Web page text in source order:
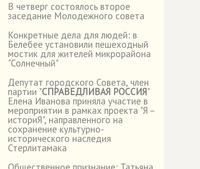
В четверг состоялось второе
заседание Молодежного совета
Конкретные дела для людей: в
Белебее установили пешеходный
мостик для жителей микрорайона
"Солнечный"
Депутат городского Совета, член
партии "СПРАВЕДЛИВАЯ РОССИЯ"
Елена Иванова приняла участие в
мероприятии в рамках проекта "Я –
историЯ", направленного на
сохранение культурно-
исторического наследия
Стерлитамака